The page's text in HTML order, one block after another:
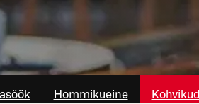
Hommikueine Kohvikud